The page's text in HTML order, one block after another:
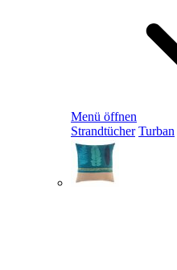
Menü öffnen
Strandtücher Turban